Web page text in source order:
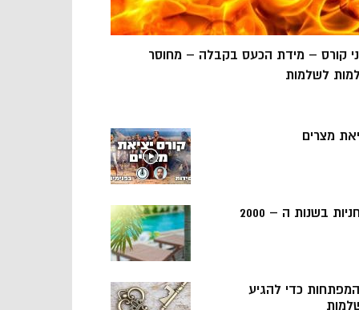
קורס – מידת הכעס בקבלה – מחוסר
לשלמות
מצרים
בשנות ה – 2000
5 המפתחות כדי להגיע